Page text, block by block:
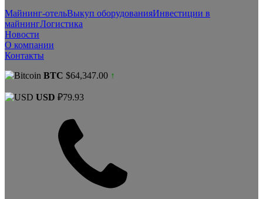
Майнинг-отельВыкуп оборудованияИнвестиции в
майнингЛогистика
Новости
О компании
Контакты
BTC $64,347.00 ↑
USD ₽79.93